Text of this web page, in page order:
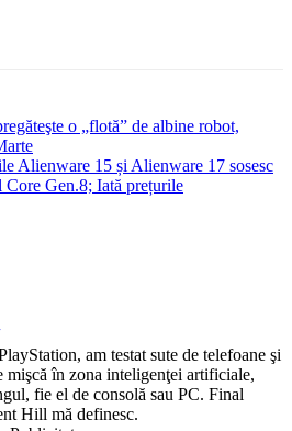
o „flotă” de albine robot,
Alienware 15 și Alienware 17 sosesc
Core Gen.8; Iată prețurile
am testat sute de telefoane şi
mişcă în zona inteligenţei artificiale,
fie el de consolă sau PC. Final
Hill mă definesc.